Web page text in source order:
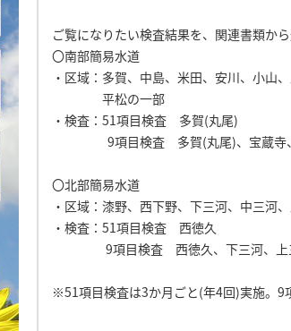
事業者の方へ
定住・移住
ご覧になりたい検査結果を、関連書類から
〇南部簡易水道
・区域：多賀、中島、米田、安川、小山
平松の一部
・検査：51項目検査 多賀(丸尾)
9項目検査 多賀(丸尾)、宝蔵寺
〇北部簡易水道
・区域：漆野、西下野、下三河、中三河
・検査：51項目検査 西徳久
9項目検査 西徳久、下三河、上
※51項目検査は3か月ごと(年4回)実施。9